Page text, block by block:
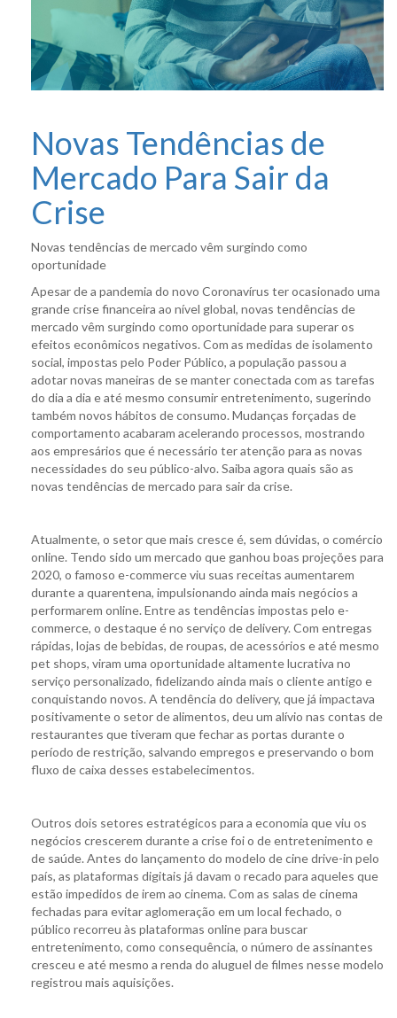
Novas Tendências de
Mercado Para Sair da
Crise
Novas tendências de mercado vêm surgindo como
oportunidade
Apesar de a pandemia do novo Coronavírus ter ocasionado uma
grande crise financeira ao nível global, novas tendências de
mercado vêm surgindo como oportunidade para superar os
efeitos econômicos negativos. Com as medidas de isolamento
social, impostas pelo Poder Público, a população passou a
adotar novas maneiras de se manter conectada com as tarefas
do dia a dia e até mesmo consumir entretenimento, sugerindo
também novos hábitos de consumo. Mudanças forçadas de
comportamento acabaram acelerando processos, mostrando
aos empresários que é necessário ter atenção para as novas
necessidades do seu público-alvo. Saiba agora quais são as
novas tendências de mercado para sair da crise.
Atualmente, o setor que mais cresce é, sem dúvidas, o comércio
online. Tendo sido um mercado que ganhou boas projeções para
2020, o famoso e-commerce viu suas receitas aumentarem
durante a quarentena, impulsionando ainda mais negócios a
performarem online. Entre as tendências impostas pelo e-
commerce, o destaque é no serviço de delivery. Com entregas
rápidas, lojas de bebidas, de roupas, de acessórios e até mesmo
pet shops, viram uma oportunidade altamente lucrativa no
serviço personalizado, fidelizando ainda mais o cliente antigo e
conquistando novos. A tendência do delivery, que já impactava
positivamente o setor de alimentos, deu um alívio nas contas de
restaurantes que tiveram que fechar as portas durante o
período de restrição, salvando empregos e preservando o bom
fluxo de caixa desses estabelecimentos.
Outros dois setores estratégicos para a economia que viu os
negócios crescerem durante a crise foi o de entretenimento e
de saúde. Antes do lançamento do modelo de cine drive-in pelo
país, as plataformas digitais já davam o recado para aqueles que
estão impedidos de irem ao cinema. Com as salas de cinema
fechadas para evitar aglomeração em um local fechado, o
público recorreu às plataformas online para buscar
entretenimento, como consequência, o número de assinantes
cresceu e até mesmo a renda do aluguel de filmes nesse modelo
registrou mais aquisições.